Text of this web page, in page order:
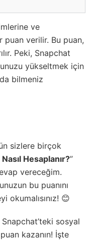
ve
puan verilir. Bu puan,
Peki, Snapchat
yükseltmek için
bilmeniz
sizlere birçok
Hesaplanır?”
vereceğim.
bu puanını
okumalısınız! 😊
sosyal
kazanın! İşte